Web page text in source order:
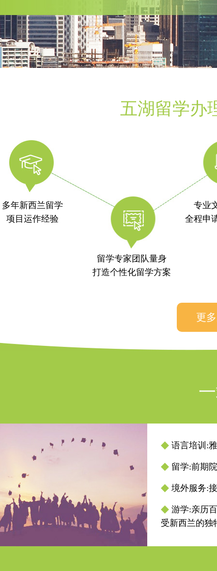
五湖留学办
多年新西兰留学
项目运作经验
留学专家团队量身
打造个性化留学方案
专业
全程申
更
◆ 语言培训:
◆ 留学:前期
◆ 境外服务:
◆ 游学:亲历
受新西兰的独